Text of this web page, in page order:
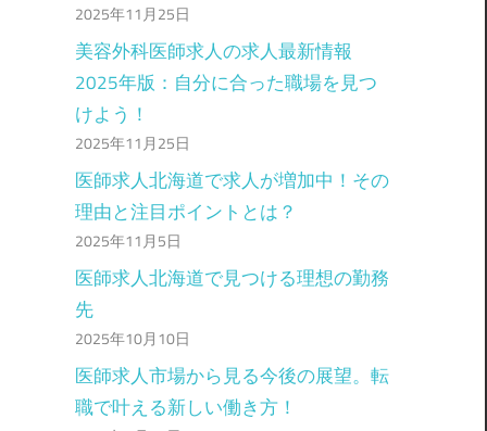
2025年11月25日
美容外科医師求人の求人最新情報
2025年版：自分に合った職場を見つ
けよう！
2025年11月25日
医師求人北海道で求人が増加中！その
理由と注目ポイントとは？
2025年11月5日
医師求人北海道で見つける理想の勤務
先
2025年10月10日
医師求人市場から見る今後の展望。転
職で叶える新しい働き方！